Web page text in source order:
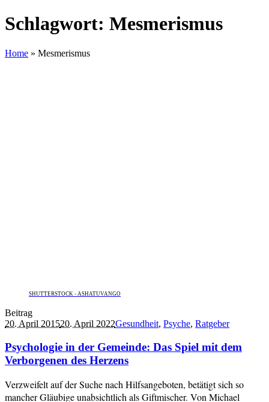
Schlagwort: Mesmerismus
Home » Mesmerismus
SHUTTERSTOCK - ASHATUVANGO
Beitrag
20. April 201520. April 2022Gesundheit, Psyche, Ratgeber
Psychologie in der Gemeinde: Das Spiel mit dem
Verborgenen des Herzens
Verzweifelt auf der Suche nach Hilfsangeboten, betätigt sich so
mancher Gläubige unabsichtlich als Giftmischer. Von Michael